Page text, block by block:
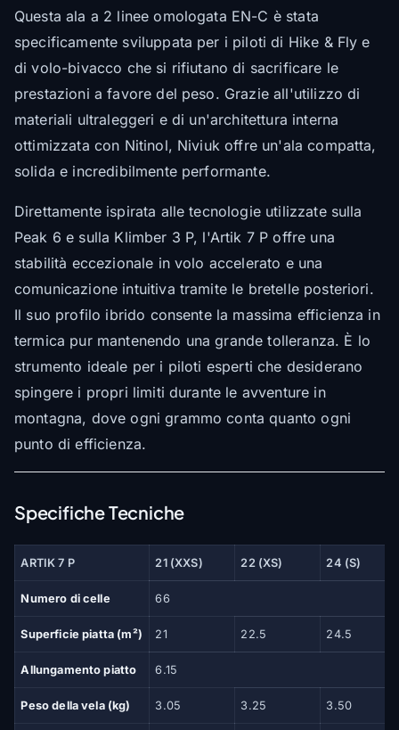
Questa ala a 2 linee omologata EN-C è stata
specificamente sviluppata per i piloti di Hike & Fly e
di volo-bivacco che si rifiutano di sacrificare le
prestazioni a favore del peso. Grazie all'utilizzo di
materiali ultraleggeri e di un'architettura interna
ottimizzata con Nitinol, Niviuk offre un'ala compatta,
solida e incredibilmente performante.
Direttamente ispirata alle tecnologie utilizzate sulla
Peak 6 e sulla Klimber 3 P, l'Artik 7 P offre una
stabilità eccezionale in volo accelerato e una
comunicazione intuitiva tramite le bretelle posteriori.
Il suo profilo ibrido consente la massima efficienza in
termica pur mantenendo una grande tolleranza. È lo
strumento ideale per i piloti esperti che desiderano
spingere i propri limiti durante le avventure in
montagna, dove ogni grammo conta quanto ogni
punto di efficienza.
Specifiche Tecniche
ARTIK 7 P 21 (XXS) 22 (XS) 24 (S)
Numero di celle 66
Superficie piatta (m²) 21 22.5 24.5
Allungamento piatto 6.15
Peso della vela (kg) 3.05 3.25 3.50